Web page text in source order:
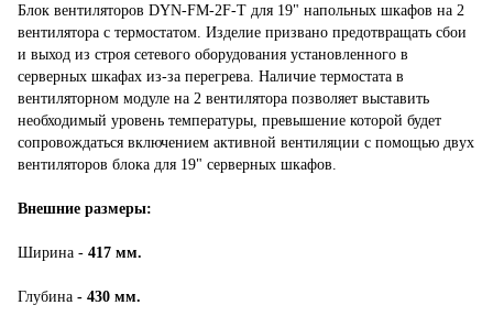
Блок вентиляторов DYN-FM-2F-T для 19" напольных шкафов на 2
вентилятора с термостатом. Изделие призвано предотвращать сбои
и выход из строя сетевого оборудования установленного в
серверных шкафах из-за перегрева. Наличие термостата в
вентиляторном модуле на 2 вентилятора позволяет выставить
необходимый уровень температуры, превышение которой будет
сопровождаться включением активной вентиляции с помощью двух
вентиляторов блока для 19" серверных шкафов.
Внешние размеры:
Ширина - 417 мм.
Глубина - 430 мм.